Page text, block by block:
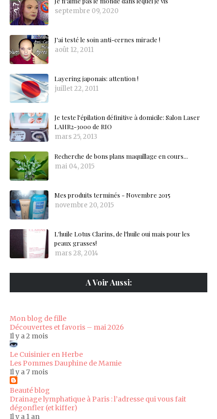
septembre 09, 2020
J'ai testé le soin anti-cernes miracle !
août 12, 2011
Layering japonais: attention !
juillet 22, 2011
Je teste l'épilation définitive à domicile: Salon Laser
LAHR2-3000 de RIO
mars 25, 2013
Recherche de bons plans maquillage en cours...
mai 04, 2015
Mes produits terminés - Novembre 2015
novembre 20, 2015
L'huile Lotus Clarins, de l'huile oui mais pour les
peaux grasses!
mars 28, 2014
A Voir Aussi:
Mon blog de fille
Découvertes et favoris – mai 2026
Il y a 2 mois
Le Cuisinier en Herbe
Les Pommes Dauphine de Mamie
Il y a 7 mois
Beauté blog
Drainage lymphatique à Paris : l’adresse qui vous fait
dégonfler (et kiffer)
Il y a 1 an